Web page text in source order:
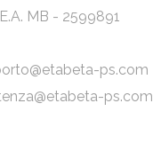
MB - 2599891
ps.com
ps.com